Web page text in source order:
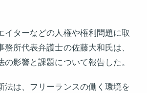
ターなどの人権や権利問題に取
務所代表弁護士の佐藤大和氏は、
影響と課題について報告した。
は、フリーランスの働く環境を